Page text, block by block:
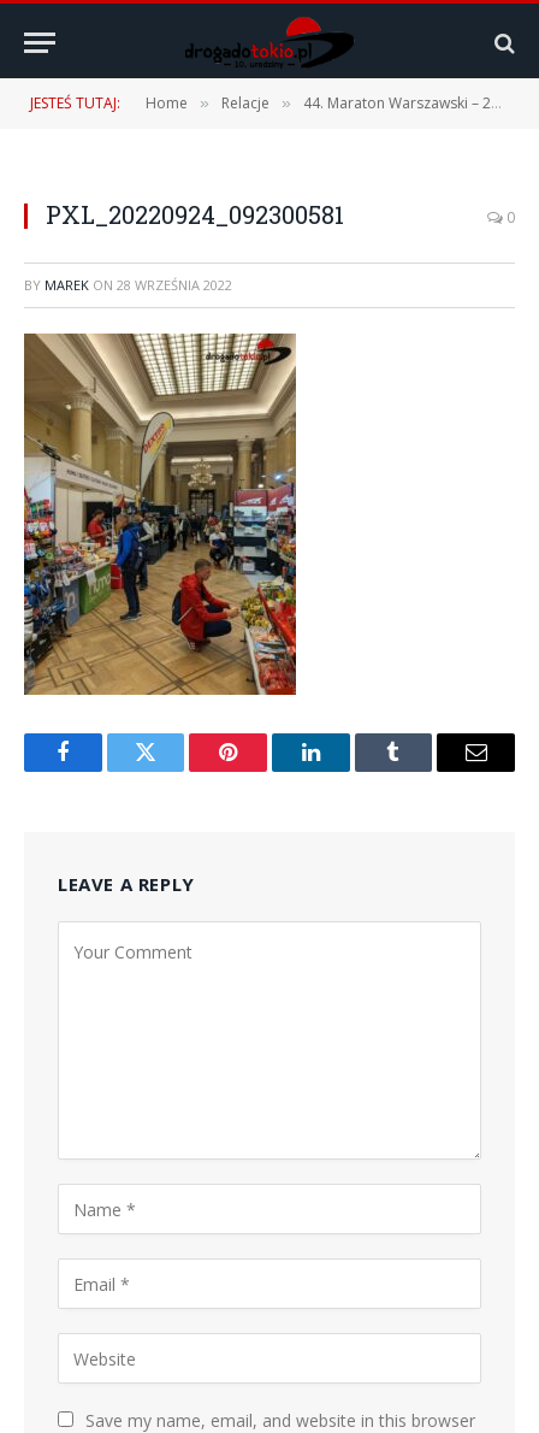
JESTEŚ TUTAJ: Home » Relacje » 44. Maraton Warszawski – 25.09.2022 r.
PXL_20220924_092300581 0
BY MAREK ON 28 WRZEŚNIA 2022
FacebookTwitter Pinterest LinkedInTumblr Email
LEAVE A REPLY
Save my name, email, and website in this browser